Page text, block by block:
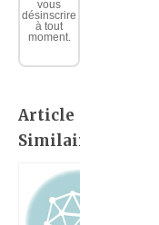
vous
désinscrire
à tout
moment.
Article
Similaire: